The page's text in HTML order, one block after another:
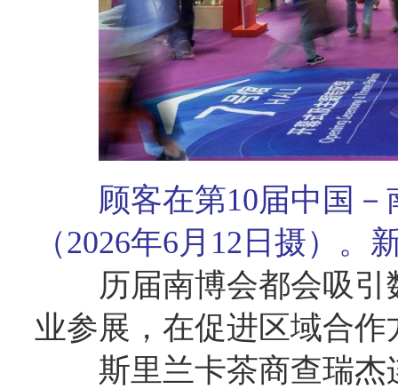
顾客在第10届中国
（2026年6月12日摄）。
历届南博会都会吸
业参展，在促进区域合
斯里兰卡茶商查瑞